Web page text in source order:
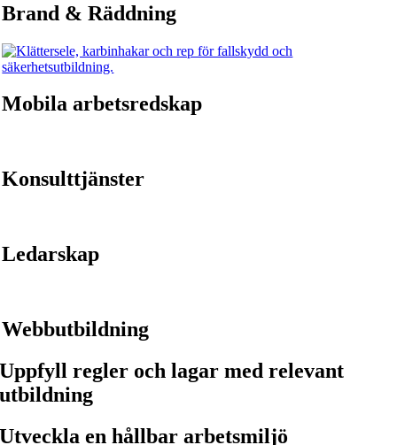
Brand & Räddning
Mobila arbetsredskap
Konsulttjänster
Ledarskap
Webbutbildning
Uppfyll regler och lagar med relevant
utbildning
Utveckla en hållbar arbetsmiljö